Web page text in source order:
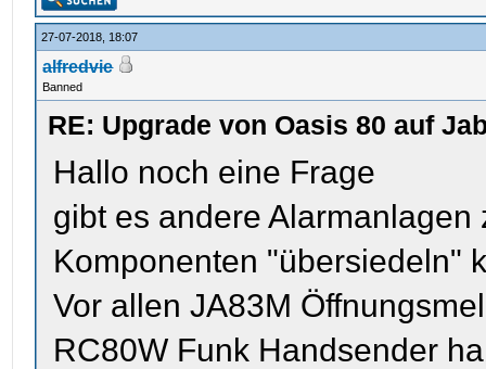
27-07-2018, 18:07
alfredvie
Banned
RE: Upgrade von Oasis 80 auf
Hallo noch eine Frage
gibt es andere
Komponenten "übersiedeln"
Vor allen JA83M
RC80W Funk Handsender